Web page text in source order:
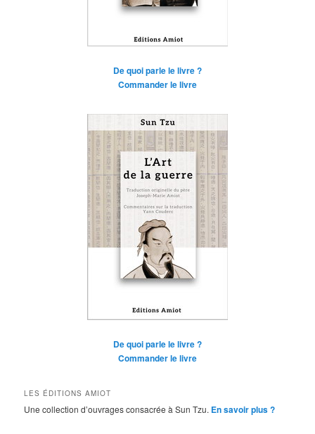
De quoi parle le livre ?
Commander le livre
De quoi parle le livre ?
Commander le livre
LES ÉDITIONS AMIOT
Une collection d’ouvrages consacrée à Sun Tzu. En savoir plus ?